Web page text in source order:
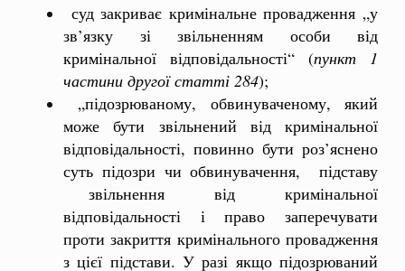
суд закриває кримінальне провадження „у
зв’язку зі звільненням особи від
кримінальної відповідальності“ (пункт 1
частини другої статті 284);
„підозрюваному, обвинуваченому, який
може бути звільнений від кримінальної
відповідальності, повинно бути роз’яснено
суть підозри чи обвинувачення, підставу
звільнення від кримінальної
відповідальності і право заперечувати
проти закриття кримінального провадження
з цієї підстави. У разі якщо підозрюваний